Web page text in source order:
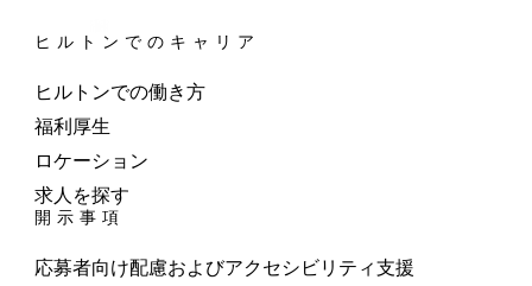
ヒルトンでのキャリア
ヒルトンでの働き方
福利厚生
ロケーション
求人を探す
開示事項
応募者向け配慮およびアクセシビリティ支援